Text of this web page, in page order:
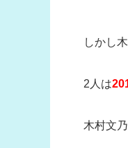
しかし
2人は
木村文